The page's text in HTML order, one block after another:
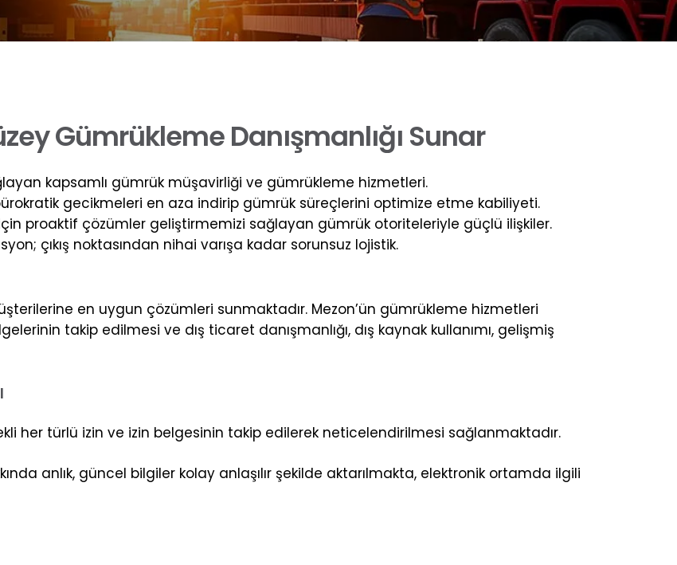
zeyGümrüklemeDanışmanlığı Sunar
kapsamlı gümrük müşavirliği ve gümrükleme hizmetleri.
gecikmeleri en aza indirip gümrük süreçlerini optimize etme kabiliyeti.
proaktif çözümler geliştirmemizi sağlayan gümrük otoriteleriyle güçlü ilişkiler.
çıkış noktasından nihai varışa kadar sorunsuz lojistik.
en uygun çözümleri sunmaktadır. Mezon’ün gümrükleme hizmetleri
takip edilmesi ve dış ticaret danışmanlığı, dış kaynak kullanımı, gelişmiş
ı
her türlü izin ve izin belgesinin takip edilerek neticelendirilmesi sağlanmaktadır.
anlık, güncel bilgiler kolay anlaşılır şekilde aktarılmakta, elektronik ortamda ilgili